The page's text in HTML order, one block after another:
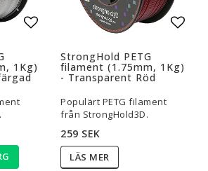
1Kg)
StrongHold PETG
filament (1.75mm, 1Kg)
- Transparent Röd
Populärt PETG filament
från StrongHold3D.
259 SEK
LÄS MER